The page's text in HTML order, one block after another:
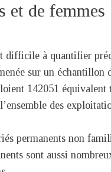
et de femmes
difficile à quantifier
sur un
142051
des
permanents non
sont aussi